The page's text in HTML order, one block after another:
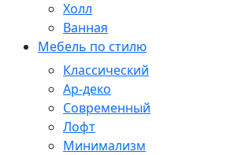
Холл
Ванная
Мебель по стилю
Классический
Ар-деко
Современный
Лофт
Минимализм